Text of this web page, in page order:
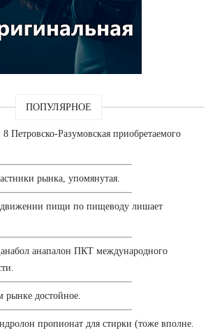
ПОПУЛЯРНОЕ
Петровско-Разумовская приобретаемого
рынка, упомянутая.
пищи по пищеводу лишает
анапалон ПКТ международного
рынке достойное.
пропионат для стирки (тоже вполне.